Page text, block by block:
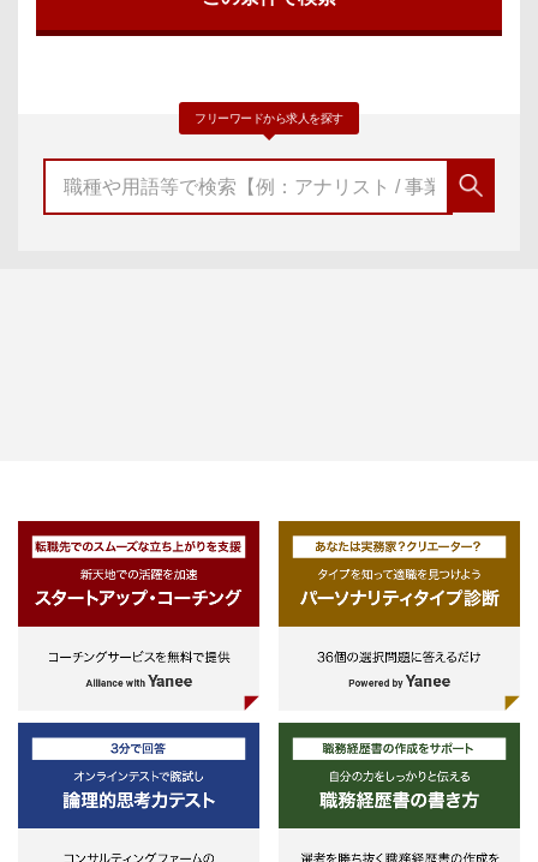
フリーワードから求人を探す